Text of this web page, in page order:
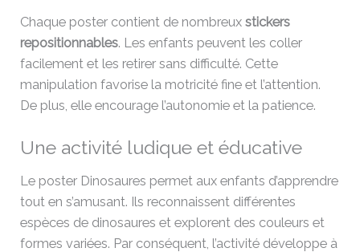
Chaque poster contient de nombreuxstickers
repositionnables. Les enfants peuvent les coller
facilement et les retirer sans difficulté. Cette
manipulation favorise la motricité fine et l’attention.
De plus, elle encourage l’autonomie et la patience.
Une activité ludique et éducative
Le poster Dinosaures permet aux enfants d’apprendre
tout en s’amusant. Ils reconnaissent différentes
espèces de dinosaures et explorent des couleurs et
formes variées. Par conséquent, l’activité développe à